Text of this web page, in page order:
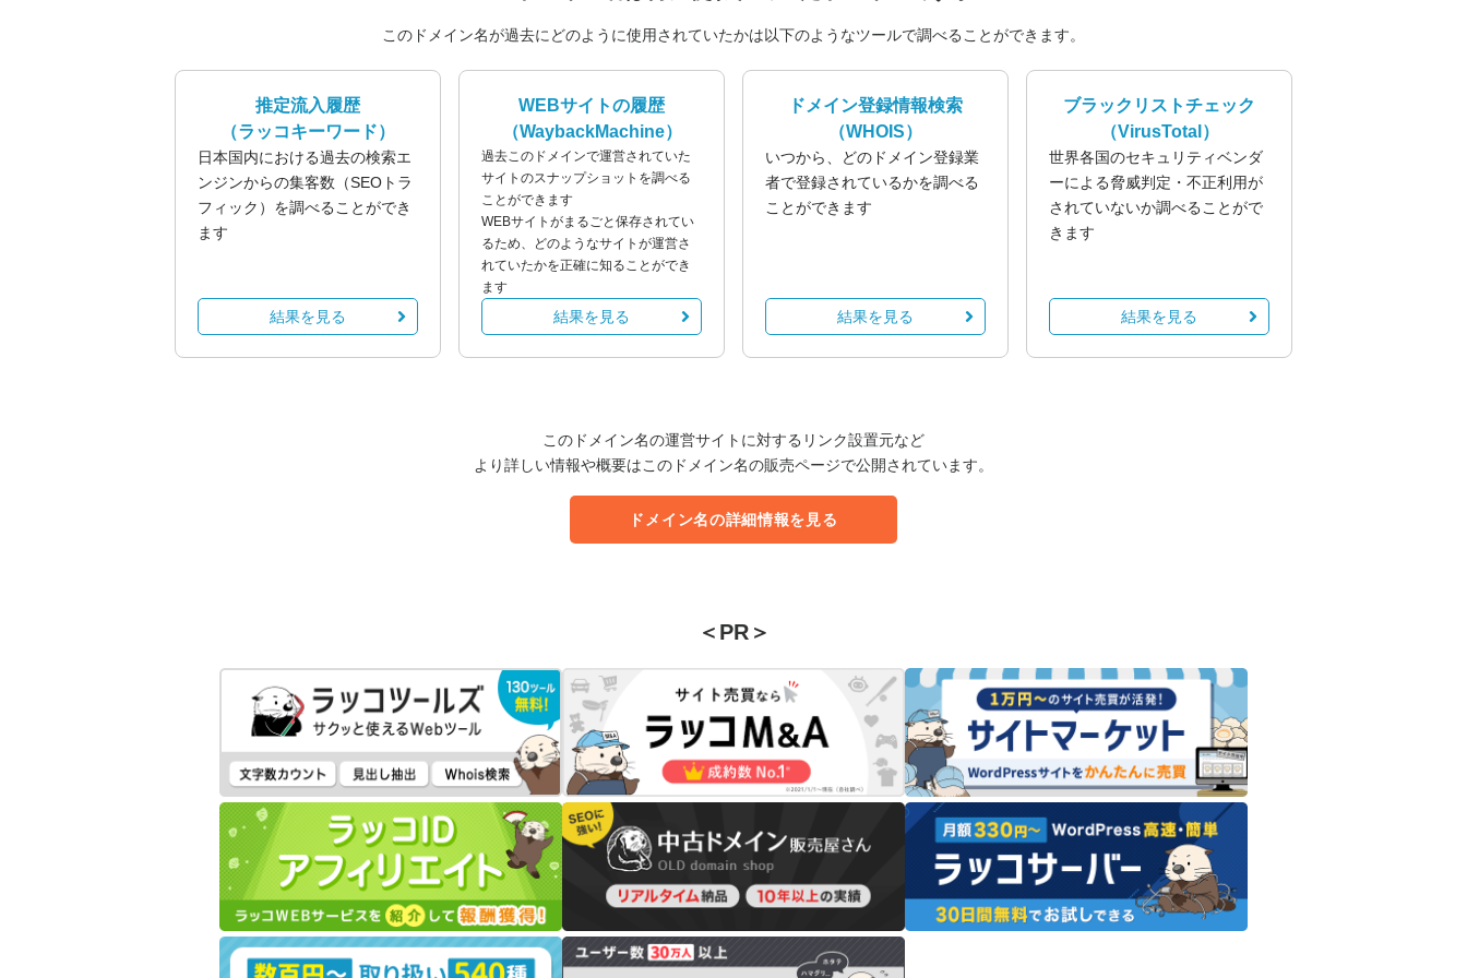
このドメイン名が過去にどのように使用されていたかは以下のようなツールで調べることができます。
推定流入履歴
（ラッコキーワード）
日本国内における過去の検索エ
ンジンからの集客数（SEOトラ
フィック）を調べることができ
ます
結果を見る
WEBサイトの履歴
（WaybackMachine）
過去このドメインで運営されていた
サイトのスナップショットを調べる
ことができます
WEBサイトがまるごと保存されてい
るため、どのようなサイトが運営さ
れていたかを正確に知ることができ
ます
結果を見る
ドメイン登録情報検索
（WHOIS）
いつから、どのドメイン登録業
者で登録されているかを調べる
ことができます
結果を見る
ブラックリストチェック
（VirusTotal）
世界各国のセキュリティベンダ
ーによる脅威判定・不正利用が
されていないか調べることがで
きます
結果を見る
このドメイン名の運営サイトに対するリンク設置元など
より詳しい情報や概要はこのドメイン名の販売ページで公開されています。
ドメイン名の詳細情報を見る
＜PR＞